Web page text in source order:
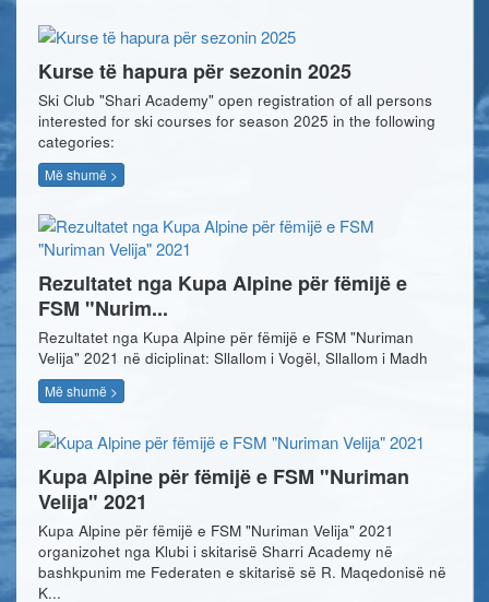
Kurse të hapura për sezonin 2025
Ski Club "Shari Academy" open registration of all persons
interested for ski courses for season 2025 in the following
categories:
Më shumë >
Rezultatet nga Kupa Alpine për fëmijë e
FSM "Nurim...
Rezultatet nga Kupa Alpine për fëmijë e FSM "Nuriman
Velija" 2021 në diciplinat: Sllallom i Vogël, Sllallom i Madh
Më shumë >
Kupa Alpine për fëmijë e FSM "Nuriman
Velija" 2021
Kupa Alpine për fëmijë e FSM "Nuriman Velija" 2021
organizohet nga Klubi i skitarisë Sharri Academy në
bashkpunim me Federaten e skitarisë së R. Maqedonisë në
K...